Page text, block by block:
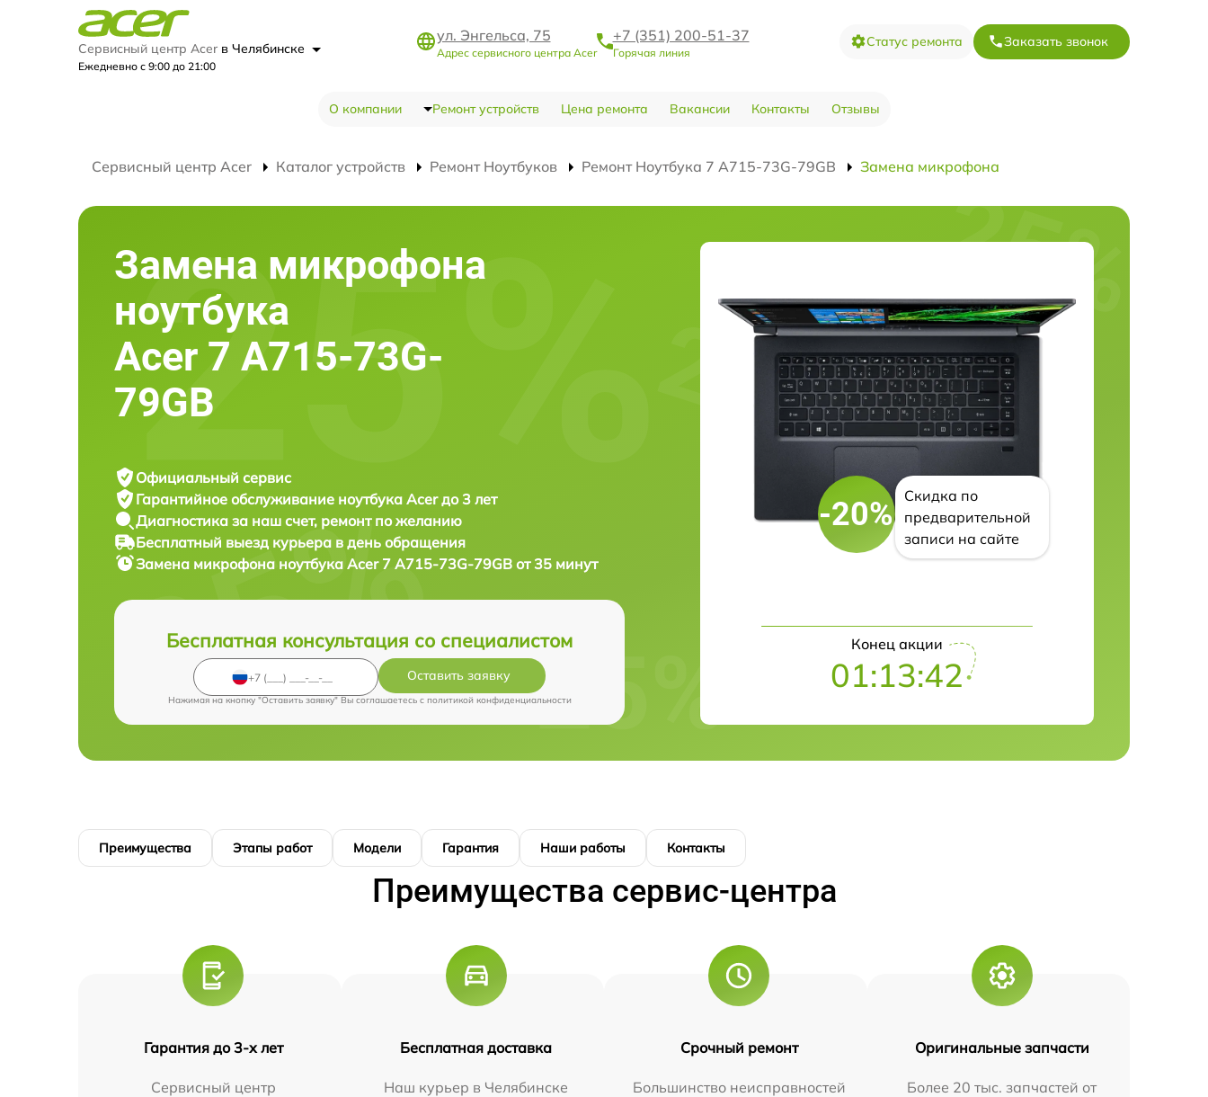
Сервисный центр Acer в Челябинске
Ежедневно с 9:00 до 21:00
ул. Энгельса, 75
Адрес сервисного центра Acer
+7 (351) 200-51-37
Горячая линия
Статус ремонта Заказать звонок
О компании Ремонт устройств Цена ремонта Вакансии Контакты Отзывы
Сервисный центр Acer Каталог устройств Ремонт Ноутбуков Ремонт Ноутбука 7 A715-73G-79GB Замена микрофона
Замена микрофона
ноутбука
Acer 7 A715-73G-
79GB
Официальный сервис
Гарантийное обслуживание ноутбука Acer до 3 лет
Диагностика за наш счет, ремонт по желанию
Бесплатный выезд курьера в день обращения
Замена микрофона ноутбука Acer 7 A715-73G-79GB от 35 минут
Бесплатная консультация со специалистом
Оставить заявку
Нажимая на кнопку "Оставить заявку" Вы соглашаетесь c политикой конфиденциальности
-20%
Скидка по
предварительной
записи на сайте
Конец акции
01:13:41
Преимущества Этапы работ Модели Гарантия Наши работы Контакты
Преимущества сервис-центра
Гарантия до 3-х лет
Сервисный центр
Бесплатная доставка
Наш курьер в Челябинске
Срочный ремонт
Большинство неисправностей
Оригинальные запчасти
Более 20 тыс. запчастей от